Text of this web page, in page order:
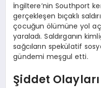
İngiltere’nin Southport
gerçekleşen bıçaklı
çocuğun ölümüne yol
yaraladı. Saldırganın
sağcıların spekülatif
gündemi meşgul etti.
Şiddet Olayları